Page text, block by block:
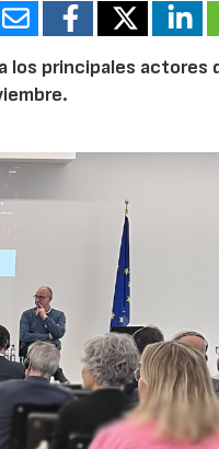
los principales actores